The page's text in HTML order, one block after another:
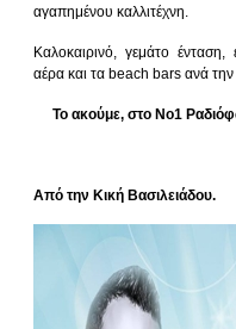
αγαπημένου καλλιτέχνη.
Καλοκαιρινό, γεμάτο ένταση,
αέρα και τα beach bars ανά
Το ακούμε, στο Νο1
Από την Κική Βασιλειάδου.